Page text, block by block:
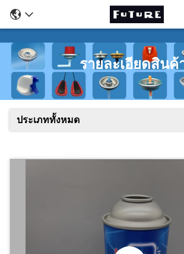
รายละเอียดสินค้
ประเภททั้งหมด